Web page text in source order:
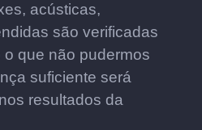
acústicas,
são verificadas
que não pudermos
suficiente será
resultados da